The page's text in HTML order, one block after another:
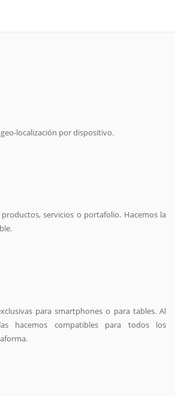
localización por dispositivo.
servicios o portafolio. Hacemos la
para smartphones o para tables. Al
hacemos compatibles para todos los